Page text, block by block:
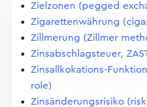
Zielzonen (pegged
Zigarettenwährung
Zillmerung (Zillmer
Zinsabschlagsteuer,
Zinsallkokations-
role)
Zinsänderungsrisiko